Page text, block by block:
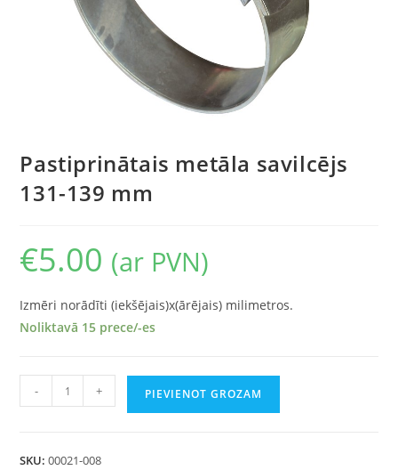
Pastiprinātais metāla savilcējs
131-139 mm
€5.00 (ar PVN)
Izmēri norādīti (iekšējais)x(ārējais) milimetros.
Noliktavā 15 prece/-es
- + PIEVIENOT GROZAM
SKU:00021-008